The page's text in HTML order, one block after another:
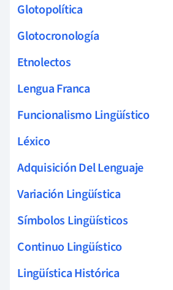
Glotopolítica
Glotocronología
Etnolectos
Lengua Franca
Funcionalismo Lingüístico
Léxico
Adquisición Del Lenguaje
Variación Lingüística
Símbolos Lingüísticos
Continuo Lingüístico
Lingüística Histórica